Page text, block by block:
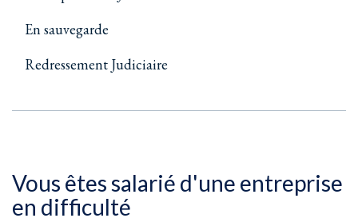
En sauvegarde
Redressement Judiciaire
Vous êtes salarié d'une entreprise
en difficulté